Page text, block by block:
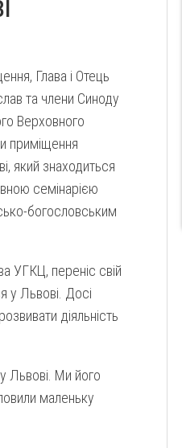
Глава і Отець
та члени Синоду
Верховного
приміщення
який знаходиться
семінарією
богословським
УГКЦ, переніс свій
у Львові. Досі
діяльність
Львові. Ми його
маленьку